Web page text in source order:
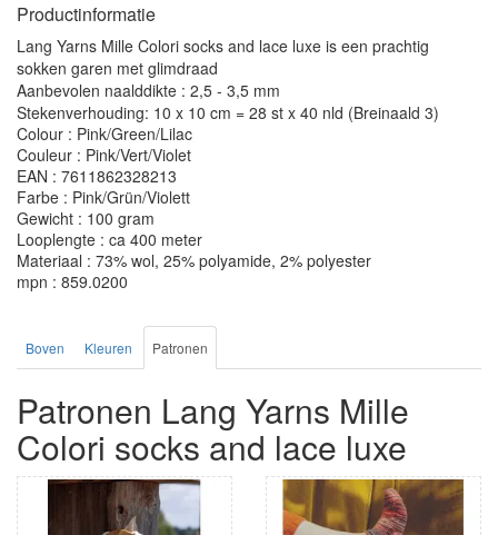
Productinformatie
Lang Yarns Mille Colori socks and lace luxe is een prachtig
sokken garen met glimdraad
Aanbevolen naalddikte : 2,5 - 3,5 mm
Stekenverhouding: 10 x 10 cm = 28 st x 40 nld (Breinaald 3)
Colour : Pink/Green/Lilac
Couleur : Pink/Vert/Violet
EAN : 7611862328213
Farbe : Pink/Grün/Violett
Gewicht : 100 gram
Looplengte : ca 400 meter
Materiaal : 73% wol, 25% polyamide, 2% polyester
mpn : 859.0200
Boven Kleuren Patronen
Patronen Lang Yarns Mille
Colori socks and lace luxe